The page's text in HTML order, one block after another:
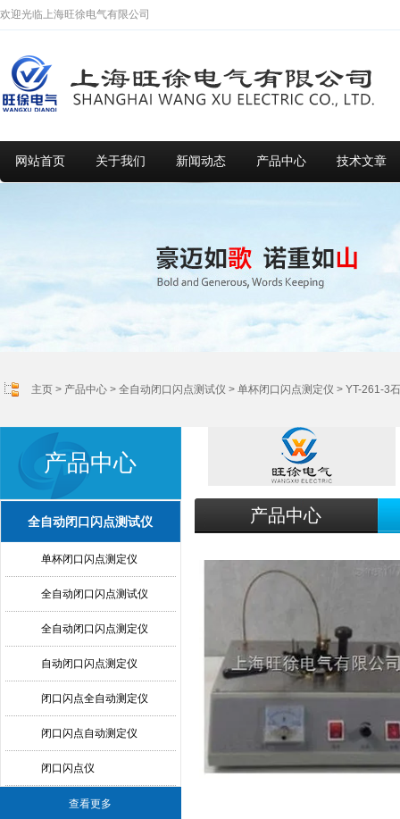
欢迎光临上海旺徐电气有限公司
网站首页 关于我们 新闻动态 产品中心 技术文章
主页 > 产品中心 > 全自动闭口闪点测试仪 > 单杯闭口闪点测定仪 > YT-261-3
产品中心
全自动闭口闪点测试仪
单杯闭口闪点测定仪
全自动闭口闪点测试仪
全自动闭口闪点测定仪
自动闭口闪点测定仪
闭口闪点全自动测定仪
闭口闪点自动测定仪
闭口闪点仪
查看更多
产品中心